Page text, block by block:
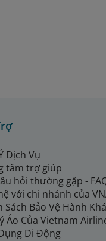
Dịch Vụ
tâm trợ giúp
hỏi thường gặp -
với chi nhánh của
Sách Bảo Vệ Hành
Ảo Của Vietnam
Di Động